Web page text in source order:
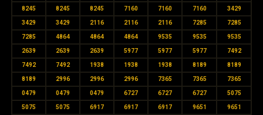
8245 8245 8245 7160 7160 7160 3429
3429 3429 2116 2116 2116 7285 7285
7285 4864 4864 4864 9535 9535 9535
2639 2639 2639 5977 5977 5977 7492
7492 7492 1938 1938 1938 8189 8189
8189 2996 2996 2996 7365 7365 7365
0479 0479 0479 6727 6727 6727 5075
5075 5075 6917 6917 6917 9651 9651